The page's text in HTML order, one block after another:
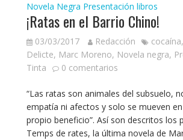
Novela Negra Presentación libros
¡Ratas en el Barrio Chino!
03/03/2017 Redacción cocaína,
Delicte, Marc Moreno, Novela negra,
Tinta
0 comentarios
“Las ratas son animales del subsuelo,
empatía ni afectos y solo se mueven
propio beneficio”. Así son descritos los
Temps de rates, la última novela de